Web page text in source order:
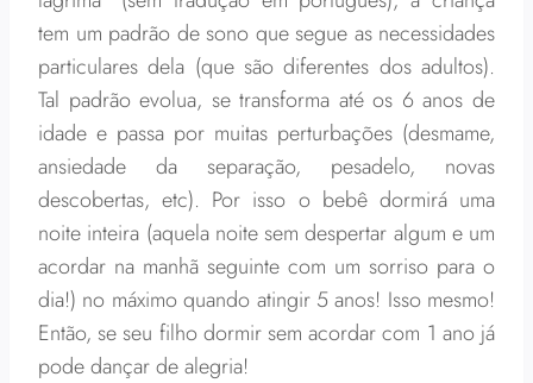
tem um padrão de sono que segue as necessidades
particulares dela (que são diferentes dos adultos).
Tal padrão evolua, se transforma até os 6 anos de
idade e passa por muitas perturbações (desmame,
ansiedade da separação, pesadelo, novas
descobertas, etc). Por isso o bebê dormirá uma
noite inteira (aquela noite sem despertar algum e um
acordar na manhã seguinte com um sorriso para o
dia!) no máximo quando atingir 5 anos! Isso mesmo!
Então, se seu filho dormir sem acordar com 1 ano já
pode dançar de alegria!